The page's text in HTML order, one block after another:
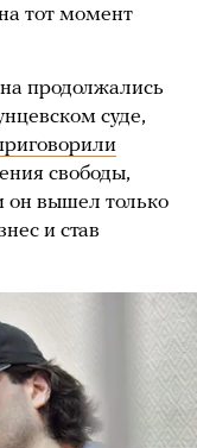
тот момент
продолжались
суде,
свободы,
он вышел только
и став